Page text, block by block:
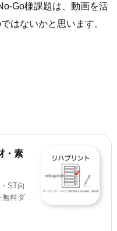
Go様課題は、動画を活
はないかと思います。
・素
ST向
無料ダ